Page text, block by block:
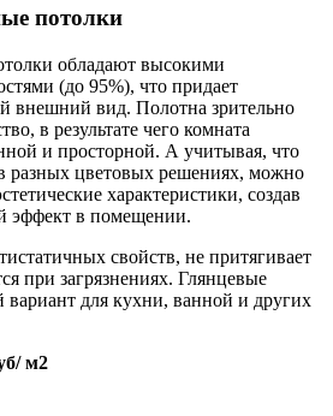
потолки
обладают высокими
(до 95%), что придает
внешний вид. Полотна зрительно
в результате чего комната
и просторной. А учитывая, что
разных цветовых решениях, можно
характеристики, создав
эффект в помещении.
свойств, не притягивает
при загрязнениях. Глянцевые
для кухни, ванной и других
м2